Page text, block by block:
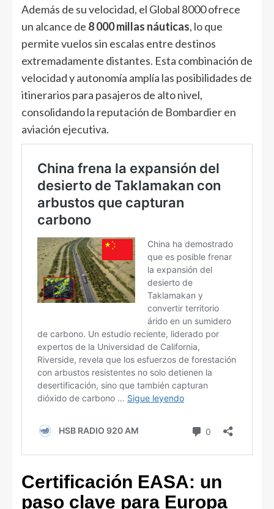
Además de su velocidad, el Global 8000 ofrece
un alcance de 8 000 millas náuticas, lo que
permite vuelos sin escalas entre destinos
extremadamente distantes. Esta combinación de
velocidad y autonomía amplía las posibilidades de
itinerarios para pasajeros de alto nivel,
consolidando la reputación de Bombardier en
aviación ejecutiva.
Certificación EASA: un
paso clave para Europa